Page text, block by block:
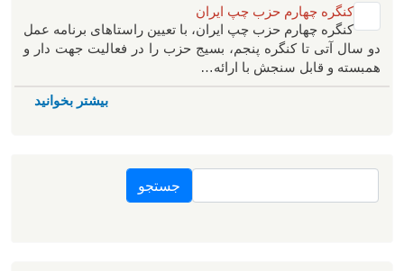
کنگره چهارم حزب چپ ایران
کنگره چهارم حزب چپ ایران، با تعیین راستاهای برنامه عمل
دو سال آتی تا کنگره پنجم، بسیج حزب را در فعالیت جهت دار و
همبسته و قابل سنجش با ارائه…
بیشتر بخوانید
جستجو